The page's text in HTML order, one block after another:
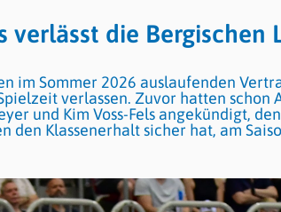
verlässt die Bergischen
im Sommer 2026 auslaufenden
verlassen. Zuvor hatten schon
und Kim Voss-Fels angekündigt,
den Klassenerhalt sicher hat, am